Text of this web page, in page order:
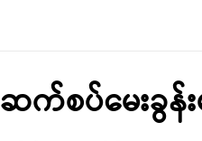
ဆက်စပ်မေးခွန်း